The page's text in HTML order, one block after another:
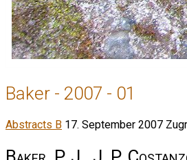
Baker - 2007 - 01
Abstracts B 17. September 2007